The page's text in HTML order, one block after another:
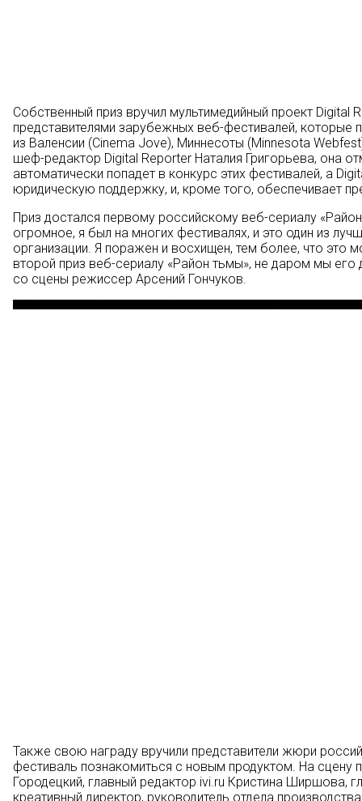
Собственный приз вручил мультимедийный проект Digital
представителями зарубежных веб-фестивалей,
из Валенсии (Cinema Jove), Миннесоты (Minnesota
шеф-редактор Digital Reporter Наталия Григорьева, она
автоматически попадет в конкурс этих фестивалей, а
юридическую поддержку, и, кроме того, обеспечивает
Приз достался первому российскому веб-сериалу
огромное, я был на многих фестивалях, и это один из
организации. Я поражен и восхищен, тем более, что это
второй приз веб-сериалу «Район тьмы», не даром мы его
со сцены режиссер Арсений Гончуков.
Также свою награду вручили представители жюри
фестиваль познакомиться с новым продуктом. На сцену
Городецкий, главный редактор ivi.ru Кристина Ширшова,
креативный директор, руководитель отдела